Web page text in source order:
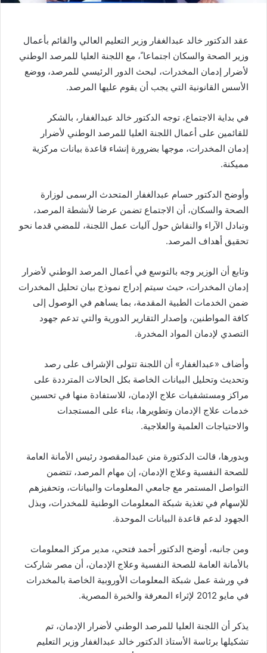
عقد الدكتور خالد عبدالغفار وزير التعليم العالي والقائم بأعمال
وزير الصحة والسكان اجتماعا ً، مع اللجنة العليا للمرصد الوطني
لأضرار إدمان المخدرات، لبحث الدور الرئيسي للمرصد، ووضع
الأسس القانونية التي يجب أن يقوم عليها المرصد.
في بداية الاجتماع، توجه الدكتور خالد عبدالغفار، بالشكر
للقائمين على أعمال اللجنة العليا للمرصد الوطني لأضرار
إدمان المخدرات، موجها بضرورة إنشاء قاعدة بيانات مركزية
مميكنة.
وأوضح الدكتور حسام عبدالغفار المتحدث الرسمى لوزارة
الصحة والسكان، أن الاجتماع تضمن عرضا لأنشطة المرصد،
وتبادل الآراء والنقاش حول آليات عمل اللجنة، للمضي قدما نحو
تحقيق أهداف المرصد.
وتابع أن الوزير وجه بالتوسع في أعمال المرصد الوطني لأضرار
إدمان المخدرات، حيث سيتم إدراج نموذج بيان تحليل المخدرات
ضمن الخدمات الطبية المقدمة، بما يساهم في الوصول إلى
كافة المواطنين، وإصدار التقارير الدورية والتي تدعم جهود
التصدي لإدمان المواد المخدرة.
وأضاف «عبدالغفار» أن اللجنة تتولى الإشراف على رصد
وتحديث وتحليل البيانات الخاصة بكل الحالات المترددة على
مراكز ومستشفيات علاج الإدمان، للاستفادة منها في تحسين
خدمات علاج الإدمان وتطويرها، بناء على المستجدات
والاحتياجات العلمية والعلاجية.
وبدورها، قالت الدكتورة منن عبدالمقصود رئيس الأمانة العامة
للصحة النفسية وعلاج الإدمان، إن مهام المرصد، تتضمن
التواصل المستمر مع جامعي المعلومات والبيانات، وتحفيزهم
للإسهام في تغذية شبكة المعلومات الوطنية للمخدرات، وبذل
الجهود لدعم قاعدة البيانات الموحدة.
ومن جانبه، أوضح الدكتور أحمد فتحي، مدير مركز المعلومات
بالأمانة العامة للصحة النفسية وعلاج الإدمان، أن مصر شاركت
في ورشة عمل شبكة المعلومات الأوروبية الخاصة بالمخدرات
في مايو 2012 لإثراء المعرفة والخبرة المصرية
.
يذكر أن اللجنة العليا للمرصد الوطني لأضرار الإدمان، تم
تشكيلها برئاسة الأستاذ الدكتور خالد عبدالغفار وزير التعليم